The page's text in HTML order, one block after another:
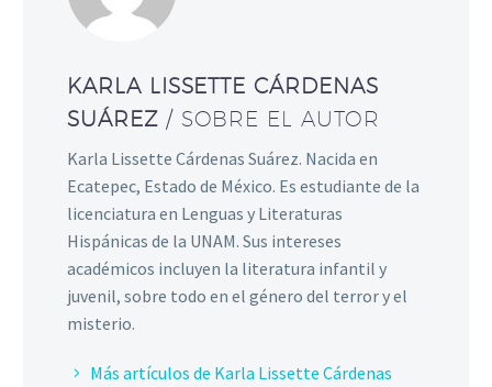
KARLA LISSETTE CÁRDENAS
SUÁREZ / SOBRE EL AUTOR
Karla Lissette Cárdenas Suárez. Nacida en
Ecatepec, Estado de México. Es estudiante de la
licenciatura en Lenguas y Literaturas
Hispánicas de la UNAM. Sus intereses
académicos incluyen la literatura infantil y
juvenil, sobre todo en el género del terror y el
misterio.
Más artículos de Karla Lissette Cárdenas